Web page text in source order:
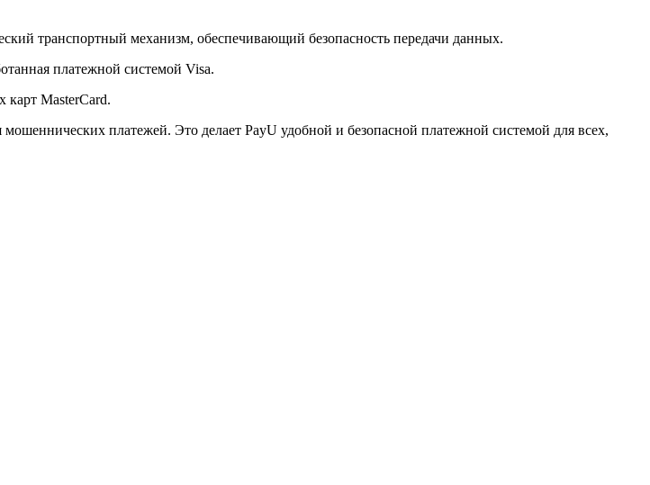
транспортный механизм, обеспечивающий безопасность передачи данных.
платежной системой Visa.
карт MasterCard.
платежей. Это делает PayU удобной и безопасной платежной системой для всех,